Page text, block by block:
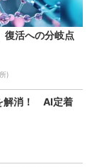
復活への分岐点
)
解消！ AI定着